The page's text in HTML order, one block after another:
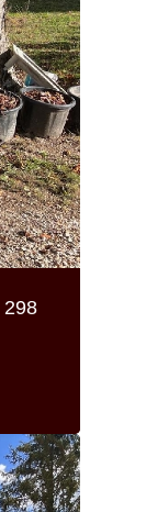
298